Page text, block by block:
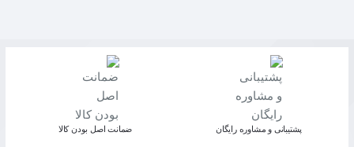
پشتیبانی و مشاوره رایگان ﺿﻤﺎﻧﺖ اﺻﻞ ﺑﻮدن ﮐﺎﻟﺎ